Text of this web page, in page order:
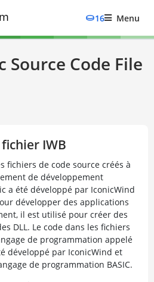
16 Menu
Source Code File
IWB
fichiers de code source créés à
de développement
a été développé par IconicWind
développer des applications
il est utilisé pour créer des
DLL. Le code dans les fichiers
de programmation appelé
développé par IconicWind et
de programmation BASIC.